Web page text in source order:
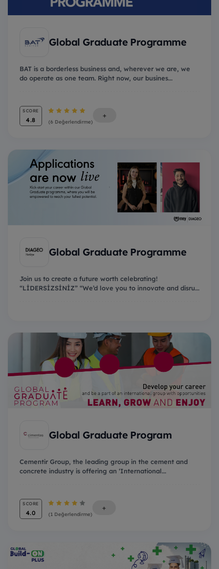
Global Graduate Programme
BAT is a borderless business and, wherever we are, we
do operate as one team. Right now, our busines...
SCORE
4.8 (6 Değerlendirme)
+
Global Graduate Programme
Join us to create a future worth celebrating!
“LİDERSİZSİNİZ” “We’d love you to innovate and disru...
Global Graduate Program
Cementir Group, the leading group in the cement and
concrete industry is offering an ‘International...
SCORE
4.0 (1 Değerlendirme)
+